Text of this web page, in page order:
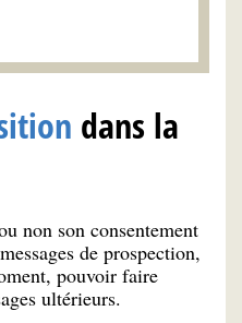
dans la
non son consentement
de prospection,
pouvoir faire
ultérieurs.